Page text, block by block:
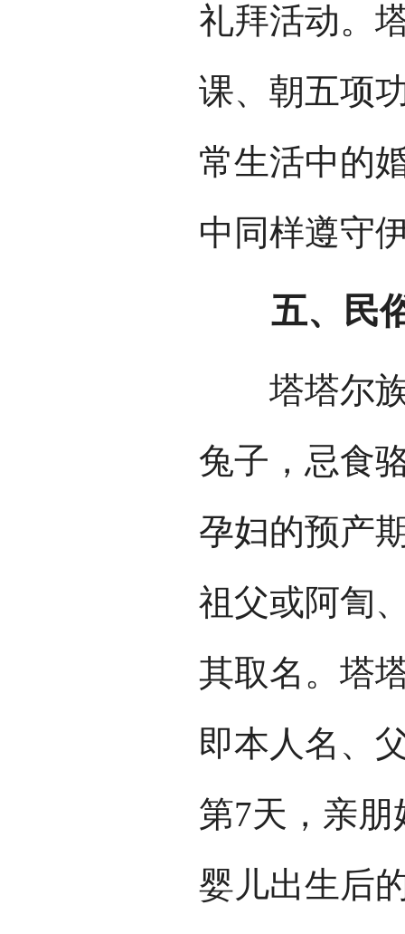
礼拜活动。
课、朝五项
常生活中的
中同样遵守
五、民
塔塔尔族
兔子，忌食
孕妇的预产
祖父或阿訇
其取名。塔
即本人名、
第7天，亲朋
婴儿出生后